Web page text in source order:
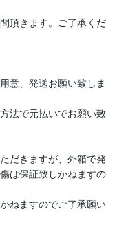
頂きます。ご了承くだ
意、発送お願い致しま
法で元払いでお願い致
だきますが、外箱で発
は保証致しかねますの
ねますのでご了承願い